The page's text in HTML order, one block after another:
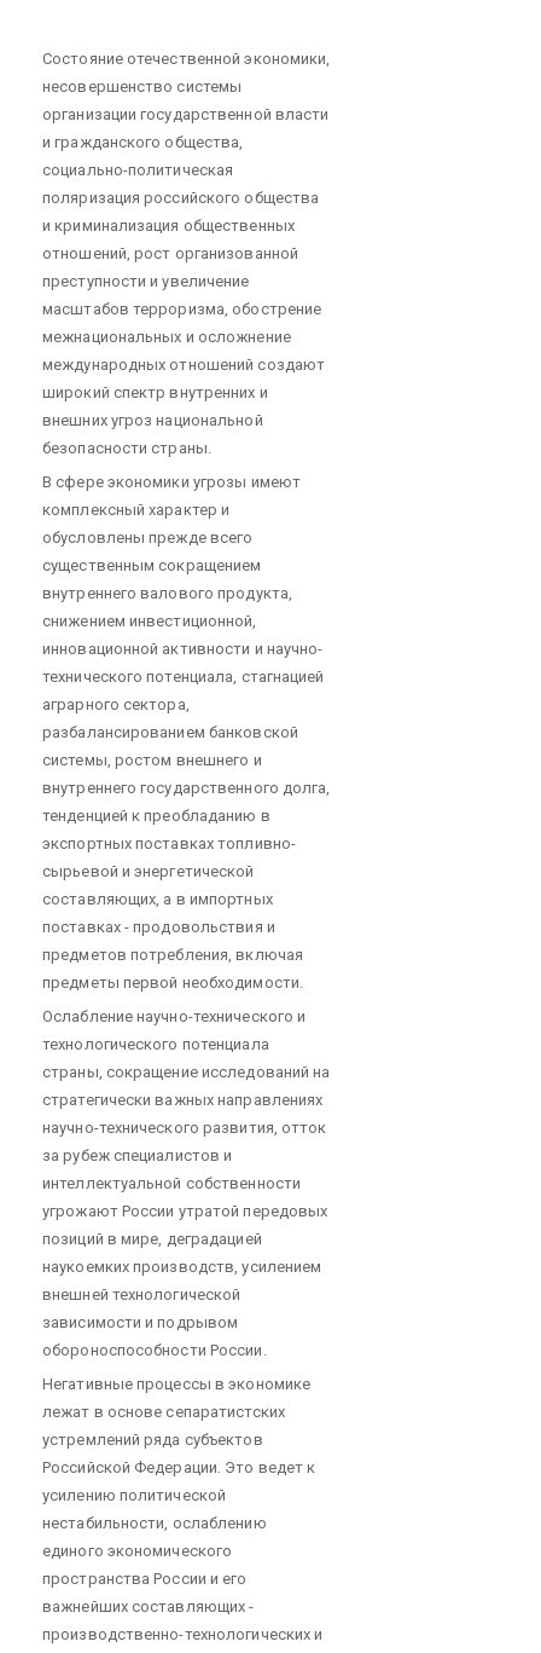
Состояние отечественной экономики,
несовершенство системы
организации государственной власти
и гражданского общества,
социально-политическая
поляризация российского общества
и криминализация общественных
отношений, рост организованной
преступности и увеличение
масштабов терроризма, обострение
межнациональных и осложнение
международных отношений создают
широкий спектр внутренних и
внешних угроз национальной
безопасности страны.
В сфере экономики угрозы имеют
комплексный характер и
обусловлены прежде всего
существенным сокращением
внутреннего валового продукта,
снижением инвестиционной,
инновационной активности и научно-
технического потенциала, стагнацией
аграрного сектора,
разбалансированием банковской
системы, ростом внешнего и
внутреннего государственного долга,
тенденцией к преобладанию в
экспортных поставках топливно-
сырьевой и энергетической
составляющих, а в импортных
поставках - продовольствия и
предметов потребления, включая
предметы первой необходимости.
Ослабление научно-технического и
технологического потенциала
страны, сокращение исследований на
стратегически важных направлениях
научно-технического развития, отток
за рубеж специалистов и
интеллектуальной собственности
угрожают России утратой передовых
позиций в мире, деградацией
наукоемких производств, усилением
внешней технологической
зависимости и подрывом
обороноспособности России.
Негативные процессы в экономике
лежат в основе сепаратистских
устремлений ряда субъектов
Российской Федерации. Это ведет к
усилению политической
нестабильности, ослаблению
единого экономического
пространства России и его
важнейших составляющих -
производственно-технологических и